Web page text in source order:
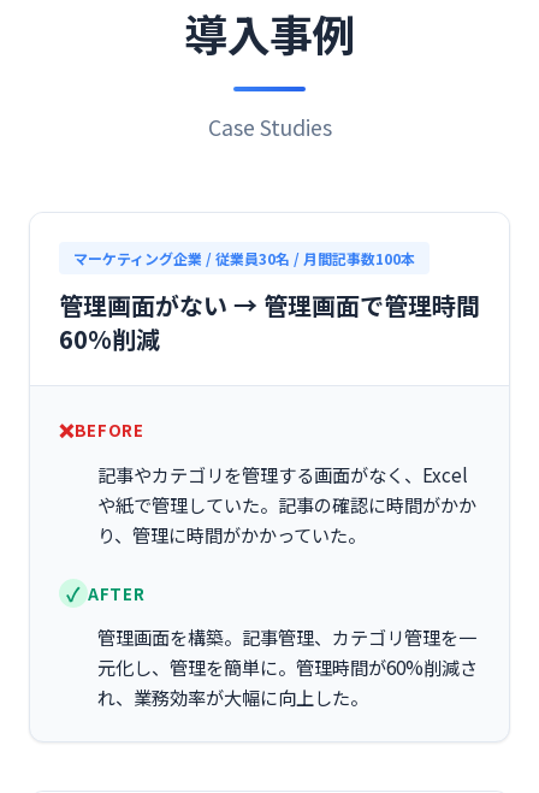
導入事例
Case Studies
マーケティング企業 / 従業員30名 / 月間記事数100本
管理画面がない → 管理画面で管理時間
60%削減
BEFORE
記事やカテゴリを管理する画面がなく、Excel
や紙で管理していた。記事の確認に時間がかか
り、管理に時間がかかっていた。
AFTER
管理画面を構築。記事管理、カテゴリ管理を一
元化し、管理を簡単に。管理時間が60%削減さ
れ、業務効率が大幅に向上した。